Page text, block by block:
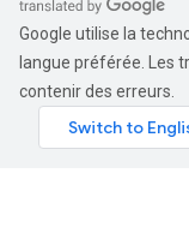
Google utilise la
langue préférée. Les
contenir des erreurs.